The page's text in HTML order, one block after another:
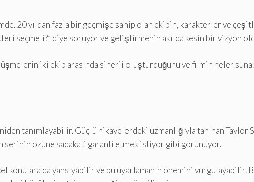
20 yıldan fazla bir geçmişe sahip olan ekibin, karakterler ve
seçmeli?” diye soruyor ve geliştirmenin akılda kesin bir vizyon
iki ekip arasında sinerji oluşturduğunu ve filmin neler
tanımlayabilir. Güçlü hikayelerdeki uzmanlığıyla tanınan Taylor
özüne sadakati garanti etmek istiyor gibi görünüyor.
da yansıyabilir ve bu uyarlamanın önemini vurgulayabilir.